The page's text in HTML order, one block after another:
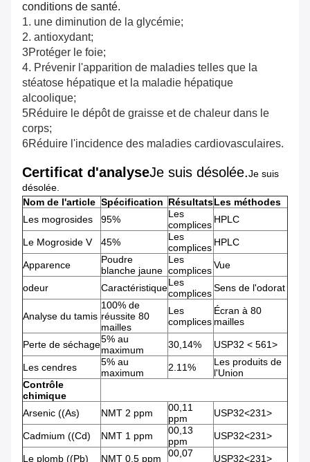
conditions de santé.
1. une diminution de la glycémie;
2. antioxydant;
3Protéger le foie;
4. Prévenir l'apparition de maladies telles que la
stéatose hépatique et la maladie hépatique
alcoolique;
5Réduire le dépôt de graisse et de chaleur dans le
corps;
6Réduire l'incidence des maladies cardiovasculaires.
Certificat d'analyseJe suis désolée.Je suis
désolée.
Nom de l'article Spécification RésultatsLes méthodes
Les mogrosides
95%
Les
complices HPLC
Le Mogroside V 45%
Les
complices HPLC
Apparence
Poudre
blanche jaune
Les
complicesVue
odeur CaractéristiqueLes
complicesSens de l'odorat
Analyse du tamis
100% de
réussite 80
mailles
Les
complices
Écran à 80
mailles
Perte de séchage5% au
maximum
30,14% USP32 < 561>
Les cendres
5% au
maximum
2.11%
Les produits de
l'Union
Contrôle
chimique
Arsenic ((As)
NMT 2 ppm
00,11
ppm
USP32<231>
Cadmium ((Cd) NMT 1 ppm
00,13
ppm
USP32<231>
Le plomb ((Pb) NMT 0,5 ppm
00,07
USP32<231>